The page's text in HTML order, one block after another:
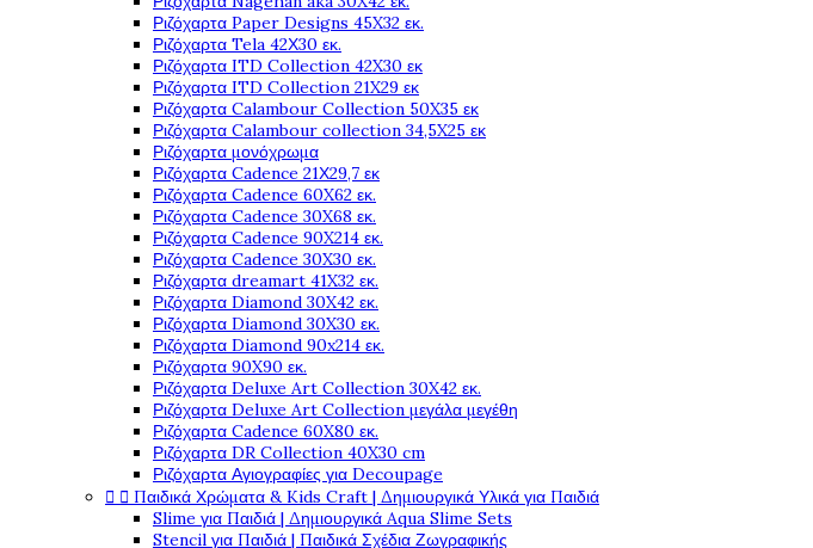
Ριζόχαρτα Paper Designs 45X32 εκ.
Ριζόχαρτα Tela 42Χ30 εκ.
Ριζόχαρτα ITD Collection 42X30 εκ
Ριζόχαρτα ITD Collection 21X29 εκ
Ριζόχαρτα Calambour Collection 50X35 εκ
Ριζόχαρτα Calambour collection 34,5X25 εκ
Ριζόχαρτα μονόχρωμα
Ριζόχαρτα Cadence 21Χ29,7 εκ
Ριζόχαρτα Cadence 60X62 εκ.
Ριζόχαρτα Cadence 30X68 εκ.
Ριζόχαρτα Cadence 90X214 εκ.
Ριζόχαρτα Cadence 30X30 εκ.
Ριζόχαρτα dreamart 41X32 εκ.
Ριζόχαρτα Diamond 30X42 εκ.
Ριζόχαρτα Diamond 30X30 εκ.
Ριζόχαρτα Diamond 90x214 εκ.
Ριζόχαρτα 90X90 εκ.
Ριζόχαρτα Deluxe Art Collection 30X42 εκ.
Ριζόχαρτα Deluxe Art Collection μεγάλα μεγέθη
Ριζόχαρτα Cadence 60X80 εκ.
Ριζόχαρτα DR Collection 40X30 cm
Ριζόχαρτα Αγιογραφίες για Decoupage
  Παιδικά Χρώματα & Kids Craft | Δημιουργικά Υλικά για Παιδιά
Slime για Παιδιά | Δημιουργικά Aqua Slime Sets
Stencil για Παιδιά | Παιδικά Σχέδια Ζωγραφικής